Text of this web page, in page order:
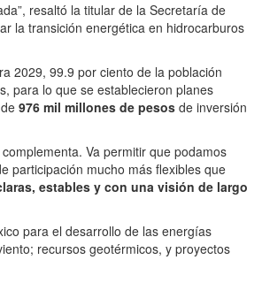
resaltó la titular de la Secretaría de
la transición energética en hidrocarburos
2029, 99.9 por ciento de la población
para lo que se establecieron planes
976 mil millones de pesos de inversión
Va permitir que podamos
participación mucho más flexibles que
estables y con una visión de largo
para el desarrollo de las energías
recursos geotérmicos, y proyectos